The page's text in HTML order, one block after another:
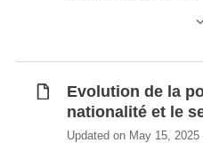
Evolution de la
nationalité et le
Updated on May 15, 2025